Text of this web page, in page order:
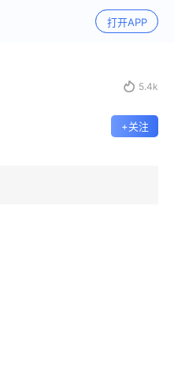
打开APP
 5.4k
+关注